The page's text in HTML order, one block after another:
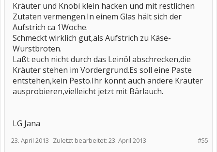
Kräuter und Knobi klein hacken und mit restlichen
Zutaten vermengen.In einem Glas hält sich der
Aufstrich ca 1Woche.
Schmeckt wirklich gut,als Aufstrich zu Käse-
Wurstbroten.
Laßt euch nicht durch das Leinöl abschrecken,die
Kräuter stehen im Vordergrund.Es soll eine Paste
entstehen,kein Pesto.Ihr könnt auch andere Kräuter
ausprobieren,vielleicht jetzt mit Bärlauch.
LG Jana
#55
23. April 2013 Zuletzt bearbeitet: 23. April 2013